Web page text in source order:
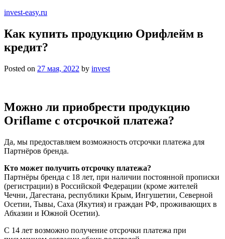
invest-easy.ru
Как купить продукцию Орифлейм в
кредит?
Posted on 27 мая, 2022 by invest
Можно ли приобрести продукцию
Oriflame с отсрочкой платежа?
Да, мы предоставляем возможность отсрочки платежа для
Партнёров бренда.
Кто может получить отсрочку платежа?
Партнёры бренда с 18 лет, при наличии постоянной прописки
(регистрации) в Российской Федерации (кроме жителей
Чечни, Дагестана, республики Крым, Ингушетии, Северной
Осетии, Тывы, Саха (Якутия) и граждан РФ, проживающих в
Абхазии и Южной Осетии).
С 14 лет возможно получение отсрочки платежа при